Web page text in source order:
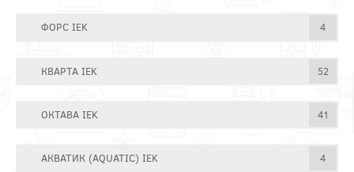
ФОРС IEK 4
КВАРТА IEK 52
ОКТАВА IEK 41
АКВАТИК (AQUATIC) IEK 4